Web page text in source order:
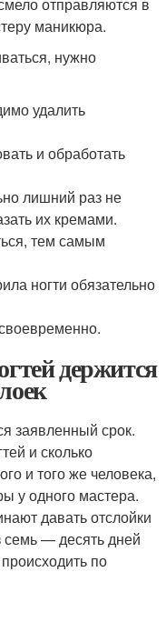
маникюра.
нужно
удалить
и обработать
лишний раз не
их кремами.
тем самым
ногти обязательно
держится
заявленный срок.
и сколько
и того же человека,
у одного мастера.
давать отслойки
семь — десять дней
по